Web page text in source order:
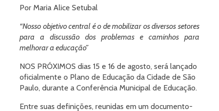
Por Maria Alice Setubal
“Nosso objetivo central é o de mobilizar os diversos setores
para a discussão dos problemas e caminhos para
melhorar a educação”
NOS PRÓXIMOS dias 15 e 16 de agosto, será lançado
oficialmente o Plano de Educação da Cidade de São
Paulo, durante a Conferência Municipal de Educação.
Entre suas definições, reunidas em um documento-